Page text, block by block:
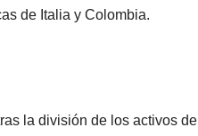
de Italia y Colombia.
la división de los activos de